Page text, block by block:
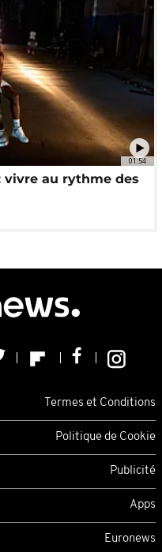
01:54
vivre au rythme des
Termes et Conditions
Politique de Cookie
Publicité
Apps
Euronews